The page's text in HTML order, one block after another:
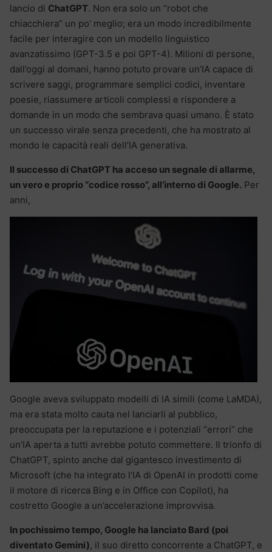
lancio di ChatGPT. Non era solo un “robot che
chiacchiera” un po’ meglio; era un modo incredibilmente
facile per interagire con un modello linguistico
avanzatissimo (GPT-3.5 e poi GPT-4). Milioni di persone,
dall’oggi al domani, hanno potuto provare un’IA capace di
scrivere saggi, programmare semplici codici, inventare
poesie, riassumere articoli complessi e rispondere a
domande in un modo che sembrava quasi umano. È stato
un successo virale senza precedenti, che ha mostrato al
mondo le capacità reali dell’IA generativa.
Il successo di ChatGPT ha acceso un segnale di allarme,
un vero e proprio “codice rosso”, all’interno di Google. Per
anni,
Google aveva sviluppato modelli di IA simili (come LaMDA),
ma era stata molto cauta nel lanciarli al pubblico,
preoccupata per la reputazione e i potenziali “errori” che
un’IA aperta a tutti avrebbe potuto commettere. Il trionfo di
ChatGPT, spinto anche dal gigantesco investimento di
Microsoft (che ha integrato l’IA di OpenAI in prodotti come
il motore di ricerca Bing e in Office con Copilot), ha
costretto Google a un’accelerazione improvvisa.
In pochissimo tempo, Google ha lanciato Bard (poi
diventato Gemini), il suo diretto concorrente a ChatGPT, e